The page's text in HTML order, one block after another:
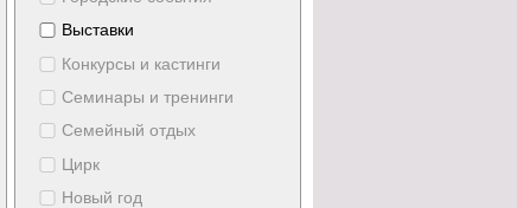
Выставки
Конкурсы и кастинги
Семинары и тренинги
Семейный отдых
Цирк
Новый год